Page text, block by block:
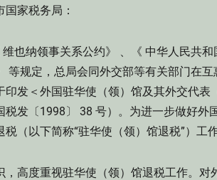
家税务局：
也纳领事关系公约》 、《 中华人民共
等规定，总局会同外交部等有关部门在
发＜外国驻华使（领）馆及其外交代表
发〔1998〕 38 号）。为进一步做好外
（以下简称“驻华使（领）馆退税”）工
高度重视驻华使（领）馆退税工作。对